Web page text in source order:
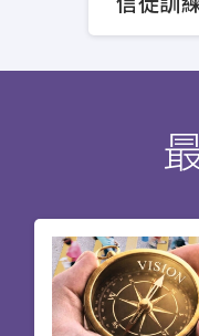
學分能轉移至碩
位）（學士課程
獨立選修課程的
人信徒。30學分
徒在聖經教導、
事奉祂。
神學先修課
神學獨立選